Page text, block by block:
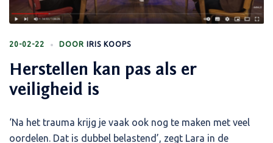
20-02-22 DOOR IRIS KOOPS
Herstellen kan pas als er
veiligheid is
‘Na het trauma krijg je vaak ook nog te maken met veel
oordelen. Dat is dubbel belastend’, zegt Lara in de